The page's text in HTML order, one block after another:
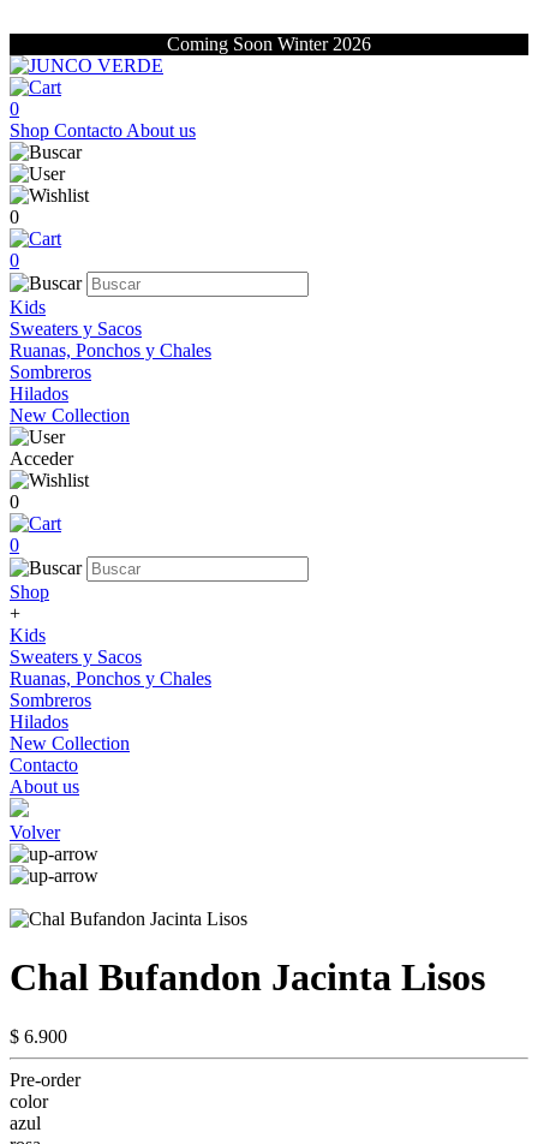
Coming Soon Winter 2026
0
Shop Contacto About us
0
0
Kids
Sweaters y Sacos
Ruanas, Ponchos y Chales
Sombreros
Hilados
New Collection
Acceder
0
0
Shop
+
Kids
Sweaters y Sacos
Ruanas, Ponchos y Chales
Sombreros
Hilados
New Collection
Contacto
About us
Volver
Chal Bufandon Jacinta Lisos
$ 6.900
Pre-order
color
azul